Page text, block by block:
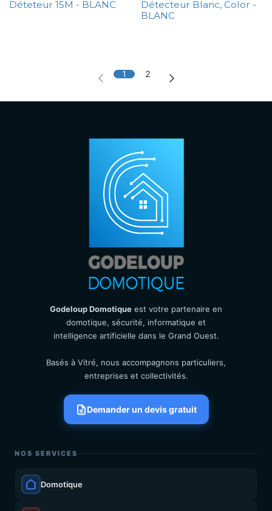
Déteteur 15M - BLANC
Détecteur Blanc, Color -
BLANC
1 2
Godeloup Domotique est votre partenaire en
domotique, sécurité, informatique et
intelligence artificielle dans le Grand Ouest.
Basés à Vitré, nous accompagnons particuliers,
entreprises et collectivités.
Demander un devis gratuit
NOS SERVICES
Domotique